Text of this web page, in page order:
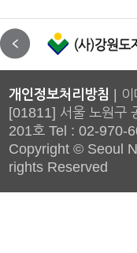
개인정보처리방침
[01811] 서울 노원구
201호 Tel : 02-970-
Copyright © Seoul
rights Reserved